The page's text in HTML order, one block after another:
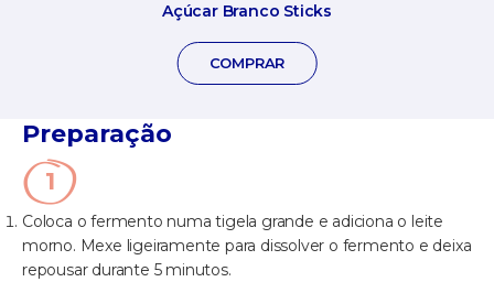
Açúcar Branco Sticks
COMPRAR
Preparação
Coloca o fermento numa tigela grande e adiciona o leite
morno. Mexe ligeiramente para dissolver o fermento e deixa
repousar durante 5 minutos.